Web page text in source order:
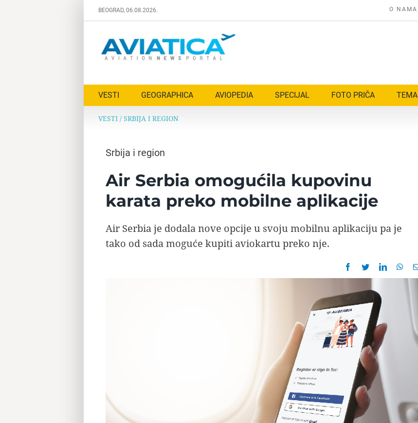
BEOGRAD, 06.08.2026. O NAMA
VESTI GEOGRAPHICA AVIOPEDIA SPECIJAL FOTO PRIČA TEMA
VESTI/ SRBIJA I REGION
Srbija i region
Air Serbia omogućila kupovinu
karata preko mobilne aplikacije
Air Serbia je dodala nove opcije u svoju mobilnu aplikaciju pa je
tako od sada moguće kupiti aviokartu preko nje.